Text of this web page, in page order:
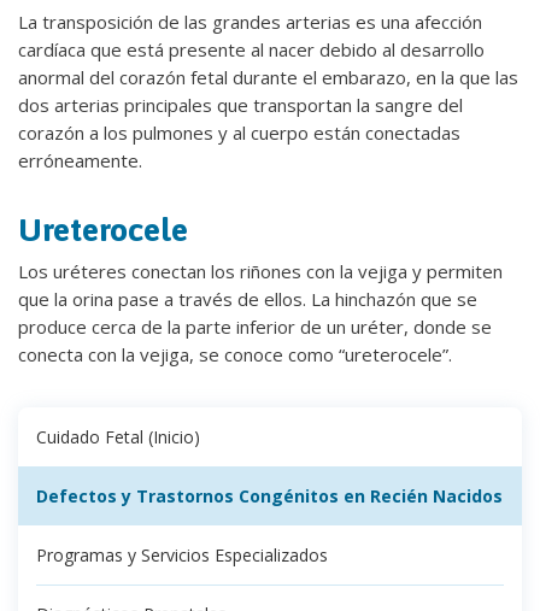
La transposición de las grandes arterias es una afección
cardíaca que está presente al nacer debido al desarrollo
anormal del corazón fetal durante el embarazo, en la que las
dos arterias principales que transportan la sangre del
corazón a los pulmones y al cuerpo están conectadas
erróneamente.
Ureterocele
Los uréteres conectan los riñones con la vejiga y permiten
que la orina pase a través de ellos. La hinchazón que se
produce cerca de la parte inferior de un uréter, donde se
conecta con la vejiga, se conoce como “ureterocele”.
Cuidado Fetal (Inicio)
Defectos y Trastornos Congénitos en Recién Nacidos
Programas y Servicios Especializados